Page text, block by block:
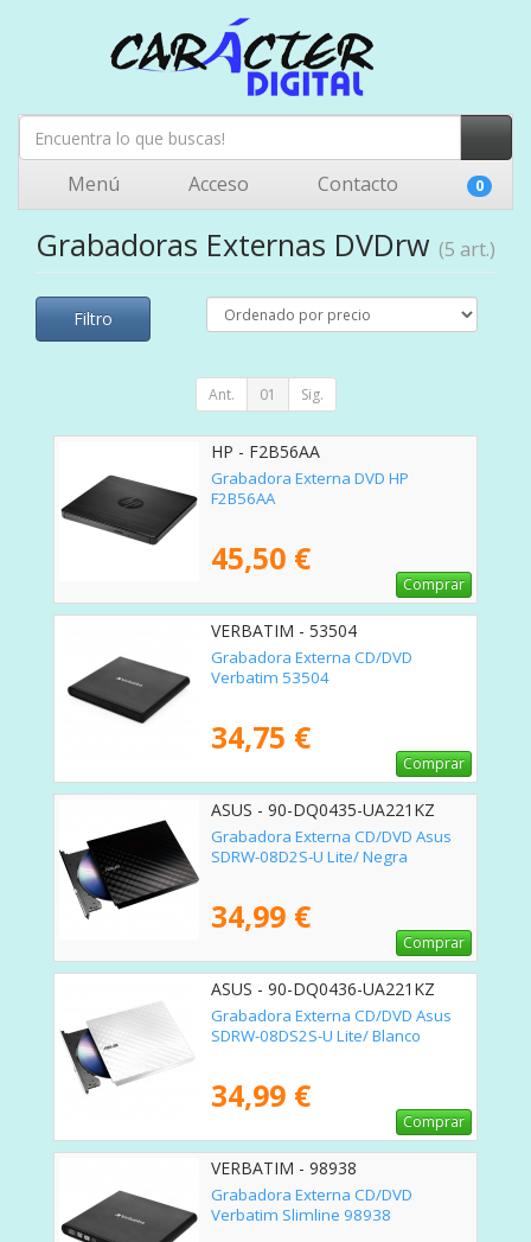
Menú Acceso Contacto 0
Grabadoras Externas DVDrw (5 art.)
Filtro
Ant. 01 Sig.
HP - F2B56AA
Grabadora Externa DVD HP
F2B56AA
45,50 €
Comprar
VERBATIM - 53504
Grabadora Externa CD/DVD
Verbatim 53504
34,75 €
Comprar
ASUS - 90-DQ0435-UA221KZ
Grabadora Externa CD/DVD Asus
SDRW-08D2S-U Lite/ Negra
34,99 €
Comprar
ASUS - 90-DQ0436-UA221KZ
Grabadora Externa CD/DVD Asus
SDRW-08DS2S-U Lite/ Blanco
34,99 €
Comprar
VERBATIM - 98938
Grabadora Externa CD/DVD
Verbatim Slimline 98938